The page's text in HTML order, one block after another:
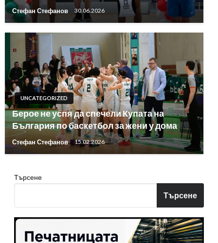
Стефан Стефанов 30.06.2026
UNCATEGORIZED
Берое не успя да спечели Купата на
България по баскетбол за жени у дома
Стефан Стефанов 15.02.2026
Търсене
Търсене